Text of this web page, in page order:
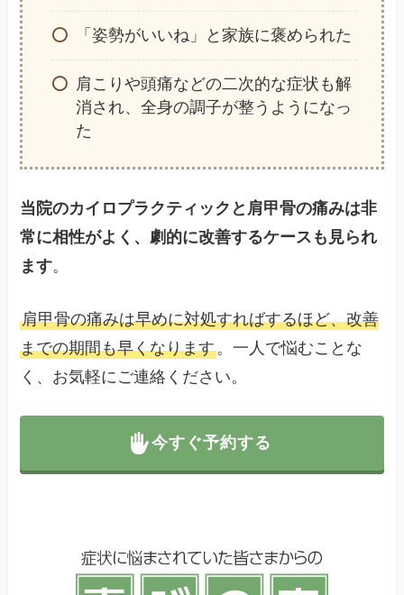
「姿勢がいいね」と家族に褒められた
肩こりや頭痛などの二次的な症状も解
消され、全身の調子が整うようになっ
た
当院のカイロプラクティックと肩甲骨の痛みは非
常に相性がよく、劇的に改善するケースも見られ
ます。
肩甲骨の痛みは早めに対処すればするほど、改善
までの期間も早くなります。一人で悩むことな
く、お気軽にご連絡ください。
今すぐ予約する